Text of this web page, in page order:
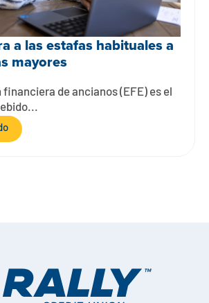
a las estafas habituales a
mayores
de ancianos (EFE) es el